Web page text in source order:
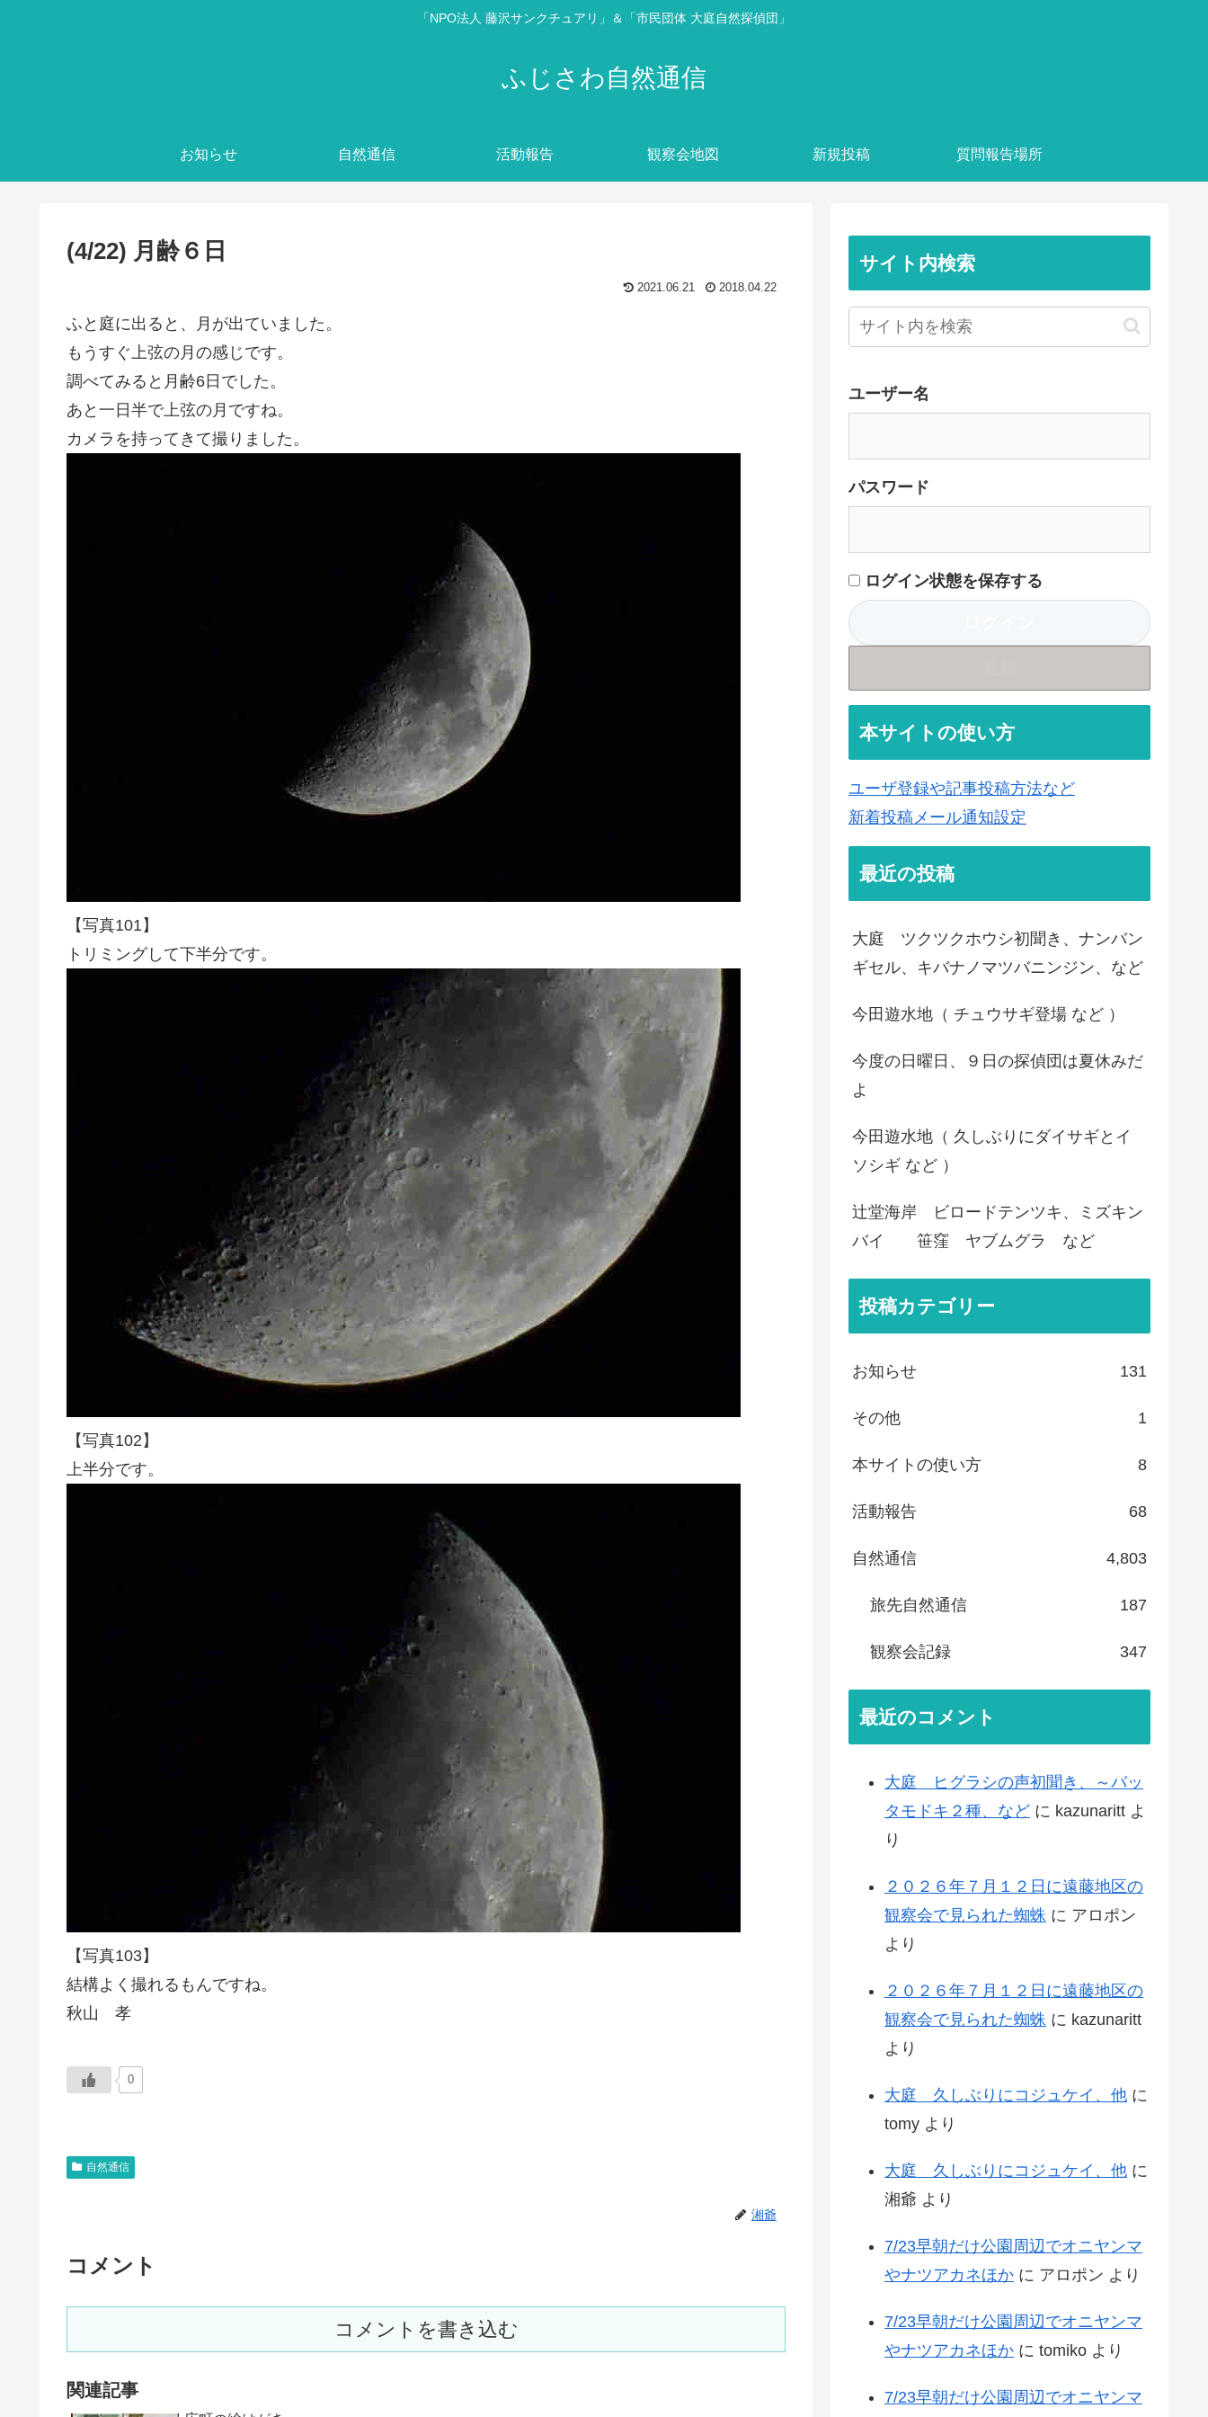
「NPO法人 藤沢サンクチュアリ」＆「市民団体 大庭自然探偵団」
ふじさわ自然通信
お知らせ 自然通信 活動報告 観察会地図 新規投稿 質問報告場所
(4/22) 月齢６日
2021.06.21 2018.04.22
ふと庭に出ると、月が出ていました。
もうすぐ上弦の月の感じです。
調べてみると月齢6日でした。
あと一日半で上弦の月ですね。
カメラを持ってきて撮りました。
【写真101】
トリミングして下半分です。
【写真102】
上半分です。
【写真103】
結構よく撮れるもんですね。
秋山 孝
0
自然通信
湘爺
コメント
コメントを書き込む
関連記事
サイト内検索
ユーザー名
パスワード
ログイン状態を保存する
本サイトの使い方
ユーザ登録や記事投稿方法など
新着投稿メール通知設定
最近の投稿
大庭 ツクツクホウシ初聞き、ナンバン
ギセル、キバナノマツバニンジン、など
今田遊水地（ チュウサギ登場 など ）
今度の日曜日、９日の探偵団は夏休みだ
よ
今田遊水地（ 久しぶりにダイサギとイ
ソシギ など ）
辻堂海岸 ビロードテンツキ、ミズキン
バイ 笹窪 ヤブムグラ など
投稿カテゴリー
お知らせ 131
その他 1
本サイトの使い方 8
活動報告 68
自然通信 4,803
旅先自然通信 187
観察会記録 347
最近のコメント
大庭 ヒグラシの声初聞き、～バッ
タモドキ２種、など に kazunaritt よ
り
２０２６年７月１２日に遠藤地区の
観察会で見られた蜘蛛 に アロポン
より
２０２６年７月１２日に遠藤地区の
観察会で見られた蜘蛛 に kazunaritt
より
大庭 久しぶりにコジュケイ、他 に
tomy より
大庭 久しぶりにコジュケイ、他 に
湘爺 より
7/23早朝だけ公園周辺でオニヤンマ
やナツアカネほか に アロポン より
7/23早朝だけ公園周辺でオニヤンマ
やナツアカネほか に tomiko より
7/23早朝だけ公園周辺でオニヤンマ